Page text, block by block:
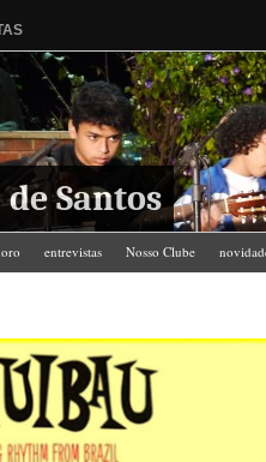
Santos
entrevistas Nosso Clube